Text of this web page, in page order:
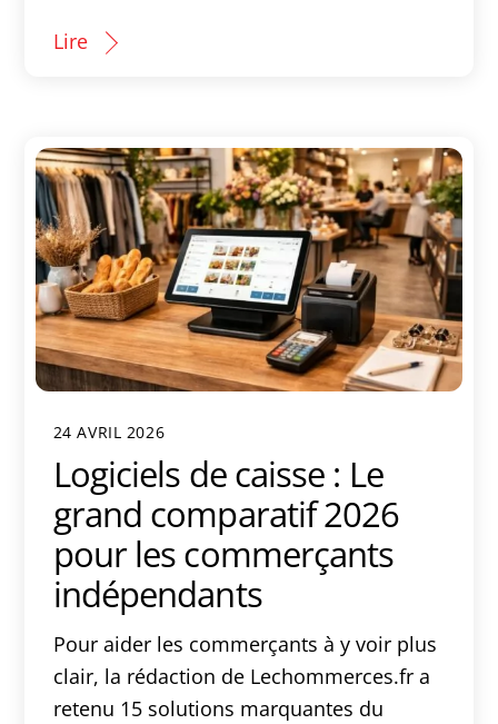
Lire
24 AVRIL 2026
Logiciels de caisse : Le
grand comparatif 2026
pour les commerçants
indépendants
Pour aider les commerçants à y voir plus
clair, la rédaction de Lechommerces.fr a
retenu 15 solutions marquantes du